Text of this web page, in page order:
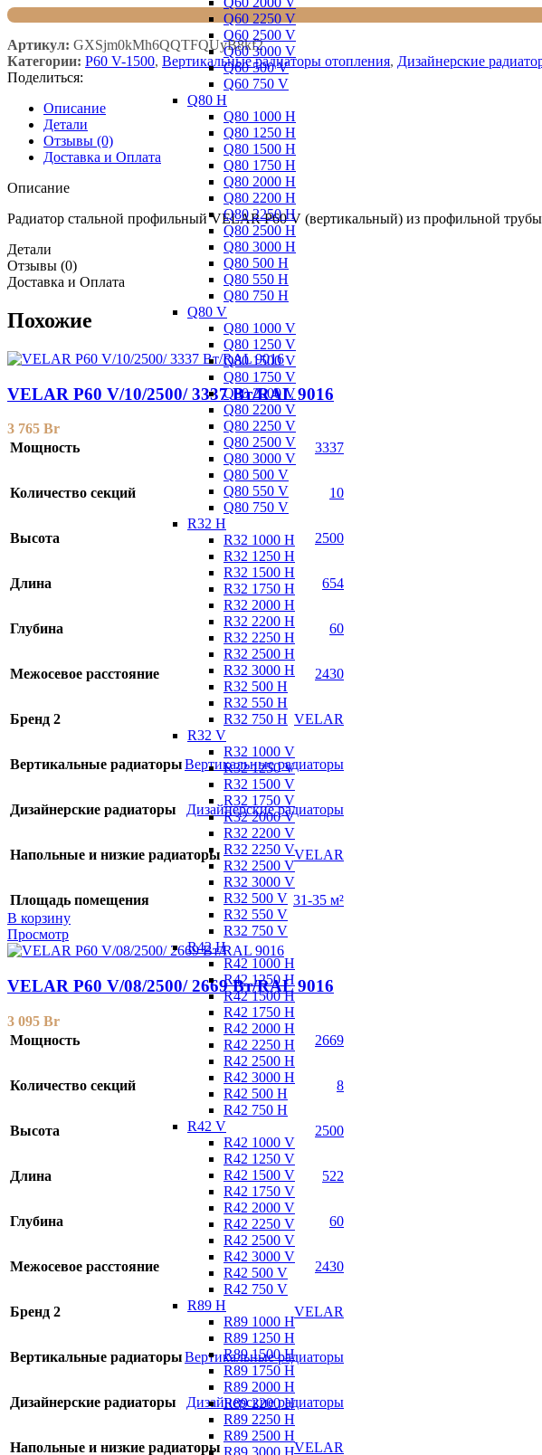
Q60 2250 V
Q60 2500 V
Q60 3000 V
Q60 500 V
Q60 750 V
Q80 H
Q80 1000 H
Q80 1250 H
Q80 1500 H
Q80 1750 H
Q80 2000 H
Q80 2200 H
Q80 2250 H
Q80 2500 H
Q80 3000 H
Q80 500 H
Q80 550 H
Q80 750 H
Q80 V
Q80 1000 V
Q80 1250 V
Q80 1500 V
Q80 1750 V
Q80 2000 V
Q80 2200 V
Q80 2250 V
Q80 2500 V
Q80 3000 V
Q80 500 V
Q80 550 V
Q80 750 V
R32 H
R32 1000 H
R32 1250 H
R32 1500 H
R32 1750 H
R32 2000 H
R32 2200 H
R32 2250 H
R32 2500 H
R32 3000 H
R32 500 H
R32 550 H
R32 750 H
R32 V
R32 1000 V
R32 1250 V
R32 1500 V
R32 1750 V
R32 2000 V
R32 2200 V
R32 2250 V
R32 2500 V
R32 3000 V
R32 500 V
R32 550 V
R32 750 V
R42 H
R42 1000 H
R42 1250 H
R42 1500 H
R42 1750 H
R42 2000 H
R42 2250 H
R42 2500 H
R42 3000 H
R42 500 H
R42 750 H
R42 V
R42 1000 V
R42 1250 V
R42 1500 V
R42 1750 V
R42 2000 V
R42 2250 V
R42 2500 V
R42 3000 V
R42 500 V
R42 750 V
R89 H
R89 1000 H
R89 1250 H
R89 1500 H
R89 1750 H
R89 2000 H
R89 2200 H
R89 2250 H
R89 2500 H
R89 3000 H
Артикул: GXSjm0kMh6QQTFQUyB8kf2
Категории: P60 V-1500, Вертикальные радиаторы отопления, Дизайнерские
Поделиться:
Описание
Детали
Отзывы (0)
Доставка и Оплата
Описание
Радиатор стальной профильный VELAR P60 V (вертикальный) из профильной
Детали
Отзывы (0)
Доставка и Оплата
Похожие
VELAR P60 V/10/2500/ 3337 Bт/RAL 9016
3 765 Br
Мощность
3337
Количество секций 10
Высота 2500
Длина 654
Глубина 60
Межосевое расстояние 2430
Бренд 2 VELAR
Вертикальные радиаторыВертикальные радиаторы
Дизайнерские радиаторы Дизайнерские радиаторы
Напольные и низкие радиаторы VELAR
Площадь помещения
31-35 м²
В корзину
Просмотр
VELAR P60 V/08/2500/ 2669 Bт/RAL 9016
3 095 Br
Мощность
2669
Количество секций 8
Высота 2500
Длина 522
Глубина 60
Межосевое расстояние 2430
Бренд 2 VELAR
Вертикальные радиаторыВертикальные радиаторы
Дизайнерские радиаторы Дизайнерские радиаторы
Напольные и низкие радиаторы VELAR